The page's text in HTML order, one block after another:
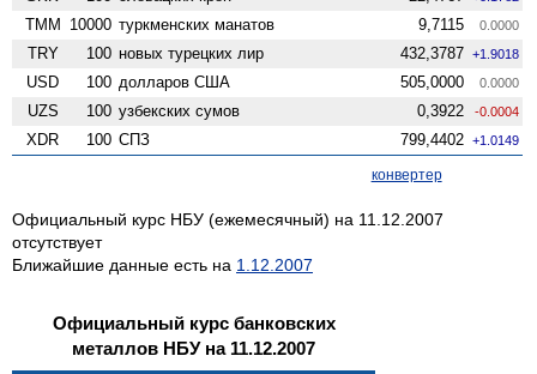
TMM 10000 туркменских манатов 9,7115 0.0000
TRY 100 новых турецких лир 432,3787 +1.9018
USD 100 долларов США 505,0000 0.0000
UZS 100 узбекских сумов 0,3922 -0.0004
XDR 100 СПЗ 799,4402 +1.0149
конвертер
Официальный курс НБУ (ежемесячный) на 11.12.2007
отсутствует
Ближайшие данные есть на 1.12.2007
Официальный курс банковских
металлов НБУ на 11.12.2007